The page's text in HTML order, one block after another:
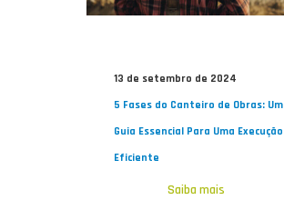
Saiba mais
5 Fases do Canteiro de Obras: Um
Guia Essencial Para Uma Execução
Eficiente
13 de setembro de 2024